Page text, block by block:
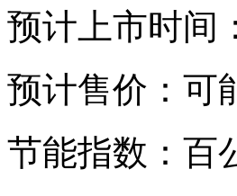
预计上市时间
预计售价：可
节能指数：百